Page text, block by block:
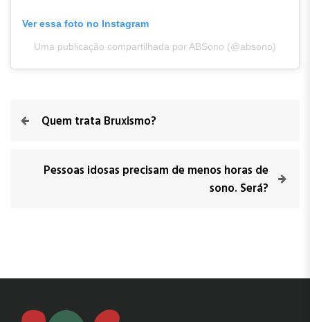
Ver essa foto no Instagram
Uma publicação compartilhada por ABSono (@absono)
Quem trata Bruxismo?
Pessoas idosas precisam de menos horas de
sono. Será?